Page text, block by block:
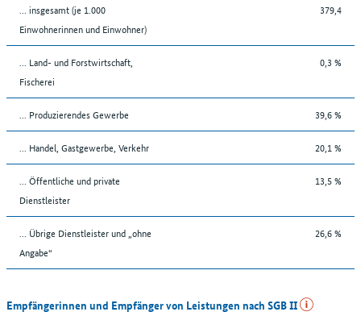
... insgesamt (je 1.000
Einwohnerinnen und Einwohner)
379,4
... Land- und Forstwirtschaft,
Fischerei
0,3 %
... Produzierendes Gewerbe 39,6 %
... Handel, Gastgewerbe, Verkehr 20,1 %
... Öffentliche und private
Dienstleister
13,5 %
... Übrige Dienstleister und „ohne
Angabe“
26,6 %
Empfängerinnen und Empfänger von Leistungen nach SGB II